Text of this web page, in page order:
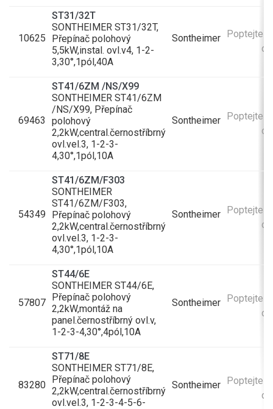
10625
ST31/32T
SONTHEIMER ST31/32T,
Přepínač polohový
5,5kW,instal. ovl.v4, 1-2-
3,30°,1pól,40A
Sontheimer Poptejte
69463
ST41/6ZM /NS/X99
SONTHEIMER ST41/6ZM
/NS/X99, Přepínač
polohový
2,2kW,central.černostříbrný
ovl.vel.3, 1-2-3-
4,30°,1pól,10A
Sontheimer Poptejte
54349
ST41/6ZM/F303
SONTHEIMER
ST41/6ZM/F303,
Přepínač polohový
2,2kW,central.černostříbrný
ovl.vel.3, 1-2-3-
4,30°,1pól,10A
Sontheimer Poptejte
57807
ST44/6E
SONTHEIMER ST44/6E,
Přepínač polohový
2,2kW,montáž na
panel.černostříbrný ovl.v,
1-2-3-4,30°,4pól,10A
Sontheimer Poptejte
83280
ST71/8E
SONTHEIMER ST71/8E,
Přepínač polohový
2,2kW,central.černostříbrný
ovl.vel.3, 1-2-3-4-5-6-
Sontheimer Poptejte